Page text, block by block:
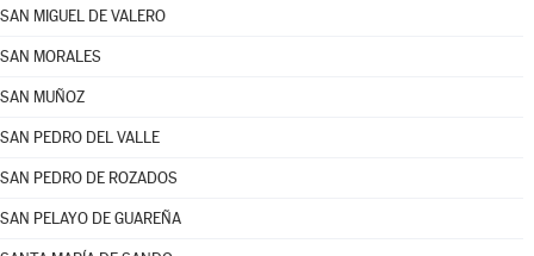
SAN MIGUEL DE VALERO
SAN MORALES
SAN MUÑOZ
SAN PEDRO DEL VALLE
SAN PEDRO DE ROZADOS
SAN PELAYO DE GUAREÑA